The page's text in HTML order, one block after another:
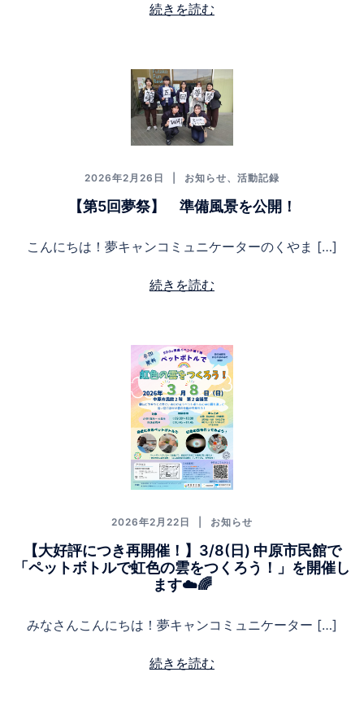
続きを読む
2026年2月26日 お知らせ、 活動記録
【第5回夢祭】 準備風景を公開！
こんにちは！夢キャンコミュニケーターのくやま […]
続きを読む
2026年2月22日 お知らせ
【大好評につき再開催！】3/8(日) 中原市民館で
「ペットボトルで虹色の雲をつくろう！」を開催し
ます☁️🌈
みなさんこんにちは！夢キャンコミュニケーター […]
続きを読む